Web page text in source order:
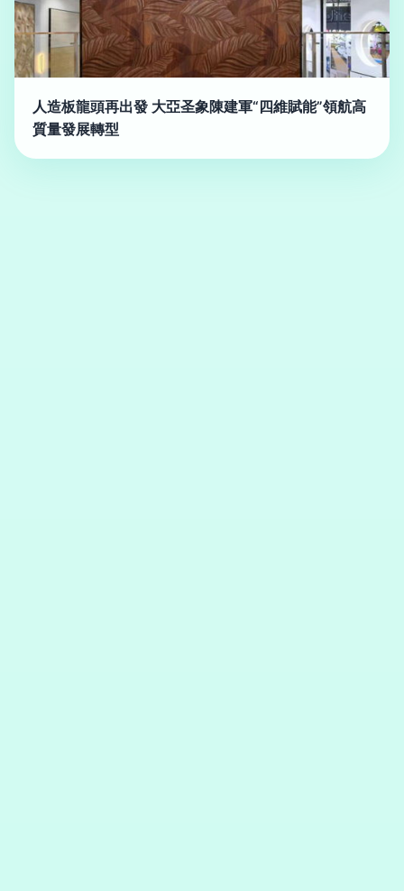
人造板龍頭再出發 大亞圣象陳建軍“四維賦能”領航高
質量發展轉型